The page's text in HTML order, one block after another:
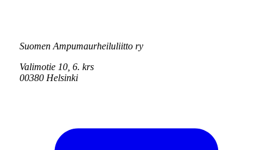
Suomen Ampumaurheiluliitto ry
Valimotie 10, 6. krs
00380 Helsinki